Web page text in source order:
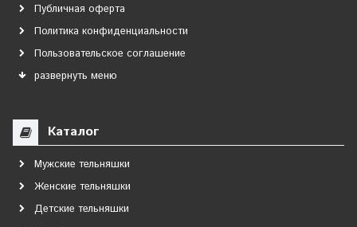
Публичная оферта
Политика конфиденциальности
Пользовательское соглашение
развернуть меню
Каталог
Мужские тельняшки
Женские тельняшки
Детские тельняшки